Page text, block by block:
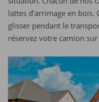
lattes d’arrimage en
glisser pendant le
réservez votre camion